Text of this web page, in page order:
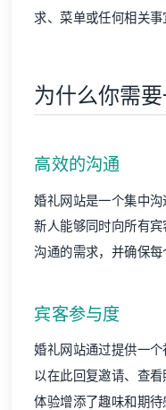
求、菜单或任何相关事
为什么你需
高效的沟通
婚礼网站是一个集中
新人能够同时向所有
沟通的需求，并确保每
宾客参与度
婚礼网站通过提供一
以在此回复邀请、查
体验增添了趣味和期待